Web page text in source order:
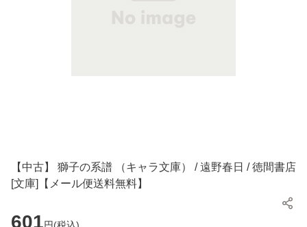
【中古】 獅子の系譜 （キャラ文庫） / 遠野春日 / 徳間書店
[文庫]【メール便送料無料】
601